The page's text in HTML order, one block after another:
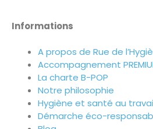
Informations
A propos de Rue de
Accompagnement
La charte B-POP
Notre philosophie
Hygiène et santé au
Démarche éco-